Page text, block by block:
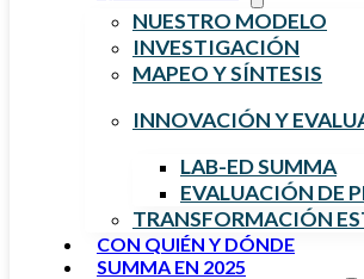
NUESTRO MODELO
INVESTIGACIÓN
MAPEO Y SÍNTESIS
INNOVACIÓN Y
LAB-ED SUMMA
EVALUACIÓN DE
TRANSFORMACIÓN
CON QUIÉN Y DÓNDE
SUMMA EN 2025